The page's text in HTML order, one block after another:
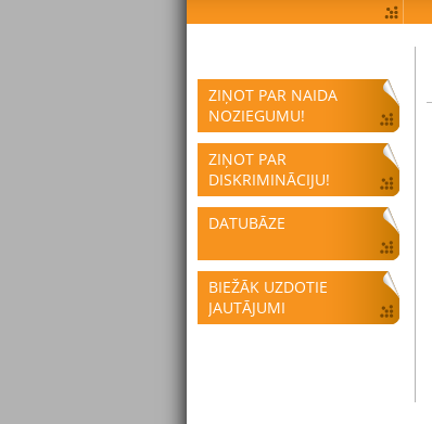
ZIŅOT PAR NAIDA
NOZIEGUMU!
ZIŅOT PAR
DISKRIMINĀCIJU!
DATUBĀZE
BIEŽĀK UZDOTIE
JAUTĀJUMI